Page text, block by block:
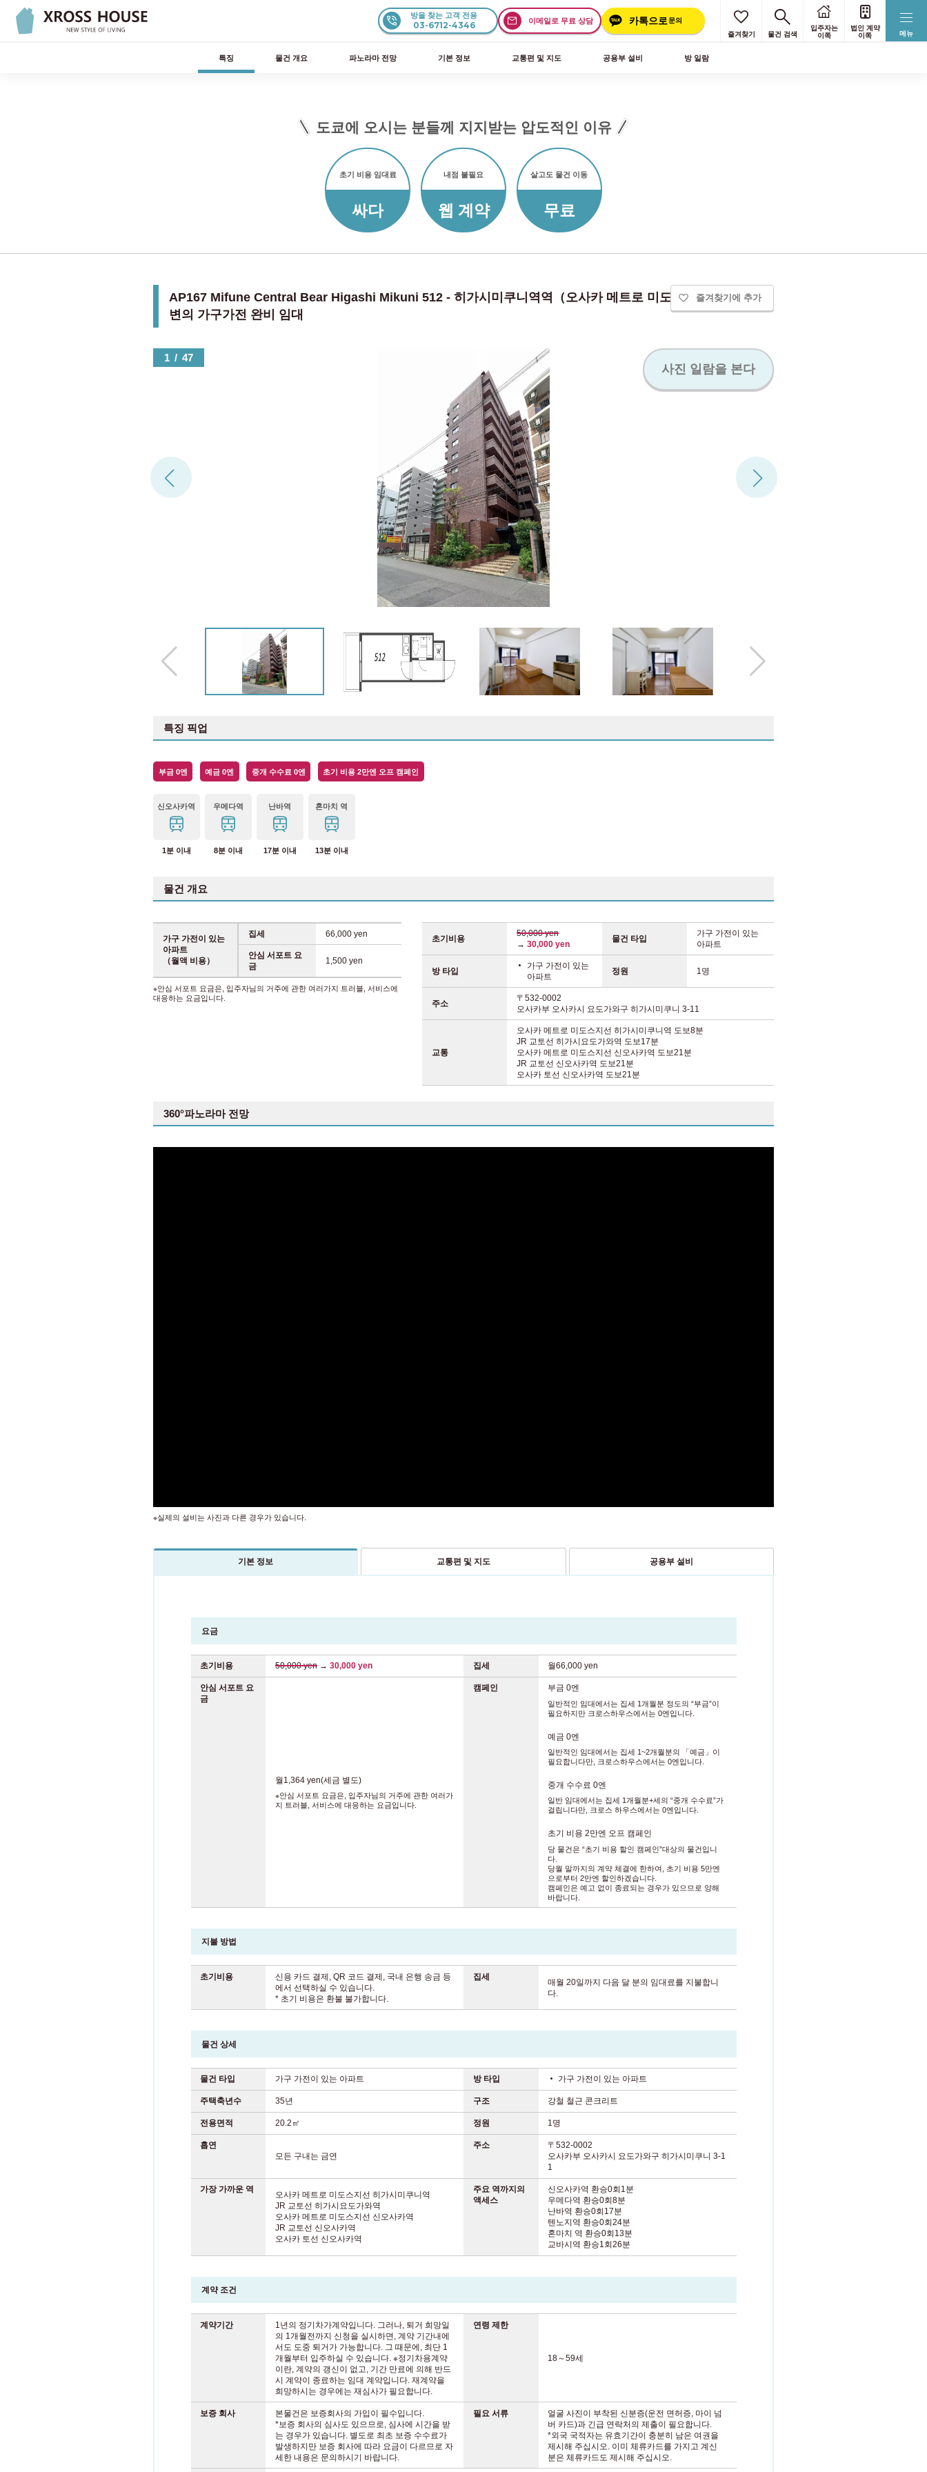
메뉴
방을 찾는 고객 전용
03-6712-4346 이메일로 무료 상담 카톡으로문의
즐겨찾기
물건 검색
입주자는
이쪽
법인 계약
이쪽
특징 물건 개요 파노라마 전망 기본 정보 교통편 및 지도 공용부 설비 방 일람
도쿄에 오시는 분들께 지지받는 압도적인 이유
초기 비용 임대료
싸다
내점 불필요
웹 계약
살고도 물건 이동
무료
AP167 Mifune Central Bear Higashi Mikuni 512 - 히가시미쿠니역역（오사카 메트로 미도스지선） 주
변의 가구가전 완비 임대
즐겨찾기에 추가
사진 일람을 본다
1 / 47
특징 픽업
부금 0엔 예금 0엔 중개 수수료 0엔 초기 비용 2만엔 오프 캠페인
신오사카역
1분 이내
우메다역
8분 이내
난바역
17분 이내
혼마치 역
13분 이내
물건 개요
가구 가전이 있는
아파트
（월액 비용）
집세 66,000 yen
안심 서포트 요
금
1,500 yen
※안심 서포트 요금은, 입주자님의 거주에 관한 여러가지 트러블, 서비스에
대응하는 요금입니다.
초기비용
50,000 yen
→ 30,000 yen
물건 타입
가구 가전이 있는
아파트
방 타입
가구 가전이 있는
아파트
정원 1명
주소
〒532-0002
오사카부 오사카시 요도가와구 히가시미쿠니 3-11
교통
오사카 메트로 미도스지선 히가시미쿠니역 도보8분
JR 교토선 히가시요도가와역 도보17분
오사카 메트로 미도스지선 신오사카역 도보21분
JR 교토선 신오사카역 도보21분
오사카 토선 신오사카역 도보21분
360°파노라마 전망
※실제의 설비는 사진과 다른 경우가 있습니다.
기본 정보 교통편 및 지도 공용부 설비
요금
초기비용 50,000 yen → 30,000 yen 집세 월66,000 yen
안심 서포트 요
금
월1,364 yen(세금 별도)
※안심 서포트 요금은, 입주자님의 거주에 관한 여러가
지 트러블, 서비스에 대응하는 요금입니다.
캠페인 부금 0엔
일반적인 임대에서는 집세 1개월분 정도의 “부금”이
필요하지만 크로스하우스에서는 0엔입니다.
예금 0엔
일반적인 임대에서는 집세 1~2개월분의 「예금」이
필요합니다만, 크로스하우스에서는 0엔입니다.
중개 수수료 0엔
일반 임대에서는 집세 1개월분+세의 “중개 수수료”가
걸립니다만, 크로스 하우스에서는 0엔입니다.
초기 비용 2만엔 오프 캠페인
당 물건은 “초기 비용 할인 캠페인”대상의 물건입니
다.
당월 말까지의 계약 체결에 한하여, 초기 비용 5만엔
으로부터 2만엔 할인하겠습니다.
캠페인은 예고 없이 종료되는 경우가 있으므로 양해
바랍니다.
지불 방법
초기비용
신용 카드 결제, QR 코드 결제, 국내 은행 송금 등
에서 선택하실 수 있습니다.
* 초기 비용은 환불 불가합니다.
집세
매월 20일까지 다음 달 분의 임대료를 지불합니
다.
물건 상세
물건 타입 가구 가전이 있는 아파트 방 타입 가구 가전이 있는 아파트
주택축년수 35년 구조 강철 철근 콘크리트
전용면적 20.2㎡ 정원 1명
흡연
모든 구내는 금연
주소
〒532-0002
오사카부 오사카시 요도가와구 히가시미쿠니 3-1
1
가장 가까운 역
오사카 메트로 미도스지선 히가시미쿠니역
JR 교토선 히가시요도가와역
오사카 메트로 미도스지선 신오사카역
JR 교토선 신오사카역
오사카 토선 신오사카역
주요 역까지의
액세스
신오사카역 환승0회1분
우메다역 환승0회8분
난바역 환승0회17분
텐노지역 환승0회24분
혼마치 역 환승0회13분
교바시역 환승1회26분
계약 조건
계약기간
1년의 정기차가계약입니다. 그러나, 퇴거 희망일
의 1개월전까지 신청을 실시하면, 계약 기간내에
서도 도중 퇴거가 가능합니다. 그 때문에, 최단 1
개월부터 입주하실 수 있습니다. ※정기차용계약
이란, 계약의 갱신이 없고, 기간 만료에 의해 반드
시 계약이 종료하는 임대 계약입니다. 재계약을
희망하시는 경우에는 재심사가 필요합니다.
연령 제한
18～59세
보증 회사
본물건은 보증회사의 가입이 필수입니다.
*보증 회사의 심사도 있으므로, 심사에 시간을 받
는 경우가 있습니다. 별도로 최초 보증 수수료가
발생하지만 보증 회사에 따라 요금이 다르므로 자
세한 내용은 문의하시기 바랍니다.
필요 서류
얼굴 사진이 부착된 신분증(운전 면허증, 마이 넘
버 카드)과 긴급 연락처의 제출이 필요합니다.
*외국 국적자는 유효기간이 충분히 남은 여권을
제시해 주십시오. 이미 체류카드를 가지고 계신
분은 체류카드도 제시해 주십시오.